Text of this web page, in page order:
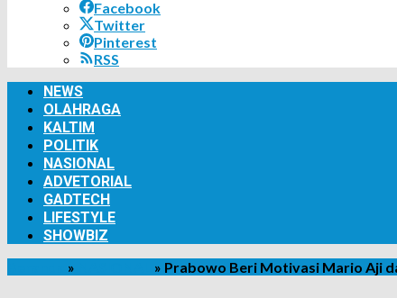
Facebook
Twitter
Pinterest
RSS
NEWS
OLAHRAGA
KALTIM
POLITIK
NASIONAL
ADVETORIAL
GADTECH
LIFESTYLE
SHOWBIZ
» » Prabowo Beri Motivasi Mario Aji